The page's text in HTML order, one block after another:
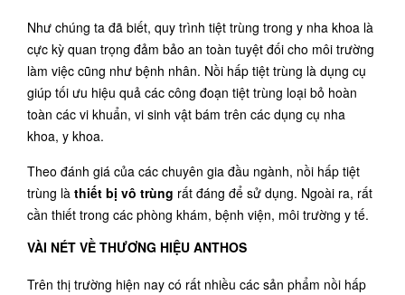
Như chúng ta đã biết, quy trình tiệt trùng trong y nha khoa là
cực kỳ quan trọng đảm bảo an toàn tuyệt đối cho môi trường
làm việc cũng như bệnh nhân. Nồi hấp tiệt trùng là dụng cụ
giúp tối ưu hiệu quả các công đoạn tiệt trùng loại bỏ hoàn
toàn các vi khuẩn, vi sinh vật bám trên các dụng cụ nha
khoa, y khoa.
Theo đánh giá của các chuyên gia đầu ngành, nồi hấp tiệt
trùng là thiết bị vô trùng rất đáng để sử dụng. Ngoài ra, rất
cần thiết trong các phòng khám, bệnh viện, môi trường y tế.
VÀI NÉT VỀ THƯƠNG HIỆU ANTHOS
Trên thị trường hiện nay có rất nhiều các sản phẩm nồi hấp